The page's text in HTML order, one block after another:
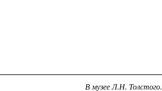
В музее Л.Н. Толстого.